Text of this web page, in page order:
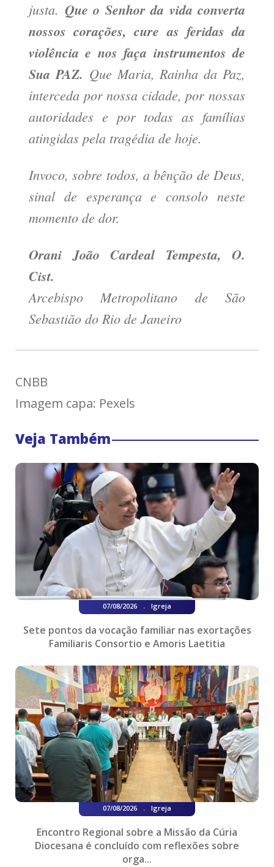
justa. Que o Senhor da vida converta
nossos corações, cure as feridas da
violência e nos faça instrumentos de
Sua PAZ. Que Maria, Rainha da Paz,
interceda por nossa cidade, por nossas
autoridades e por todas as famílias
atingidas pela tragédia de hoje.
Invoco, sobre todos, a bênção de Deus,
sinal de esperança e consolo neste
momento de dor.
Orani João Cardeal Tempesta, O.
Cist.
Arcebispo Metropolitano de São
Sebastião do Rio de Janeiro
CNBB
Imagem capa: Pexels
Veja Também
07/08/2026 . Igreja
Sete pontos da vocação familiar nas exortações
Familiaris Consortio e Amoris Laetitia
07/08/2026 . Igreja
Encontro Regional sobre a Missão da Cúria
Diocesana é concluído com reflexões sobre
orga...